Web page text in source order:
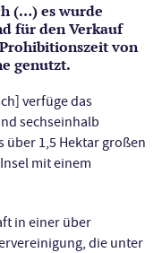
(…) es wurde
für den Verkauf
von
genutzt.
verfüge das
sechseinhalb
über 1,5 Hektar großen
mit einem
in einer über
die unter